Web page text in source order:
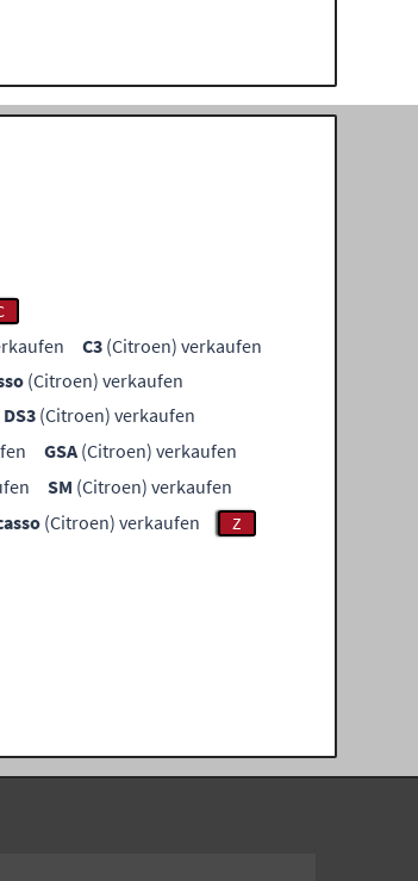
C3 (Citroen) verkaufen
(Citroen) verkaufen
DS3 (Citroen) verkaufen
GSA (Citroen) verkaufen
SM (Citroen) verkaufen
(Citroen) verkaufen Z